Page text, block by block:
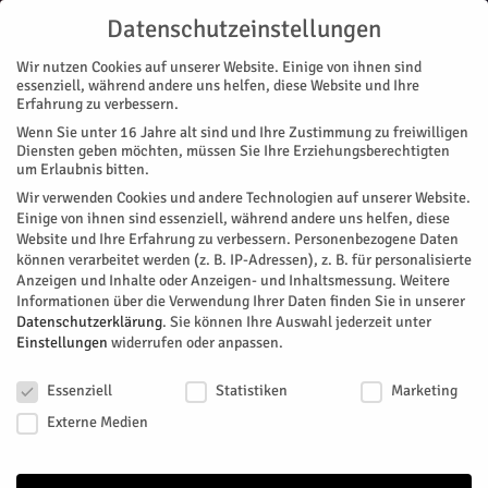
Start
← Zurück zu Veranstaltungen
Rathaus Düren
+ Google Karte
Kaiserplatz
Düren
Deutschland
+49 2421 25-0
Datenschutzeinstellungen
Wir nutzen Cookies auf unserer Website. Einige von ihnen sind
essenziell, während andere uns helfen, diese Website und Ihre
Erfahrung zu verbessern.
Wenn Sie unter 16 Jahre alt sind und Ihre Zustimmung zu freiwilligen
Diensten geben möchten, müssen Sie Ihre Erziehungsberechtigten
um Erlaubnis bitten.
Wir verwenden Cookies und andere Technologien auf unserer Website.
Einige von ihnen sind essenziell, während andere uns helfen, diese
Website und Ihre Erfahrung zu verbessern. Personenbezogene Daten
können verarbeitet werden (z. B. IP-Adressen), z. B. für personalisierte
Anzeigen und Inhalte oder Anzeigen- und Inhaltsmessung. Weitere
Informationen über die Verwendung Ihrer Daten finden Sie in unserer
Datenschutzerklärung. Sie können Ihre Auswahl jederzeit unter
Einstellungen widerrufen oder anpassen.
Essenziell
Statistiken
Marketing
Externe Medien